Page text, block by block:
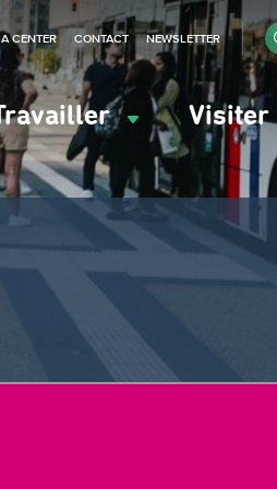
Visiter
CENTER CONTACT NEWSLETTER